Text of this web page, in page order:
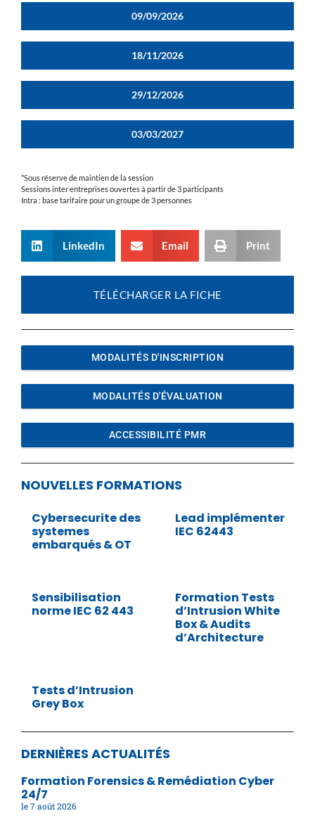
09/09/2026
18/11/2026
29/12/2026
03/03/2027
*Sous réserve de maintien de la session
Sessions inter entreprises ouvertes à partir de 3 participants
Intra : base tarifaire pour un groupe de 3 personnes
LinkedIn Email Print
TÉLÉCHARGER LA FICHE
MODALITÉS D'INSCRIPTION
MODALITÉS D'ÉVALUATION
ACCESSIBILITÉ PMR
NOUVELLES FORMATIONS
Cybersecurite des
systemes
embarqués & OT
Lead implémenter
IEC 62443
Sensibilisation
norme IEC 62 443
Formation Tests
d’Intrusion White
Box & Audits
d’Architecture
Tests d’Intrusion
Grey Box
DERNIÈRES ACTUALITÉS
Formation Forensics & Remédiation Cyber
24/7
7 août 2026